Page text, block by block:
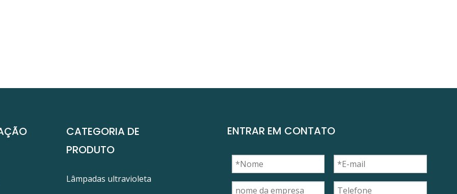
CATEGORIA DE
PRODUTO
Lâmpadas ultravioleta
ENTRAR EM CONTATO